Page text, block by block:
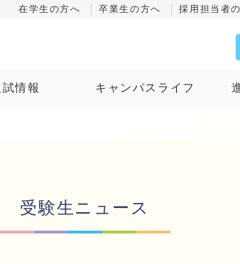
在学生の方へ 卒業生の方へ 採用担当者
試情報 キャンパスライフ
受験生ニュース